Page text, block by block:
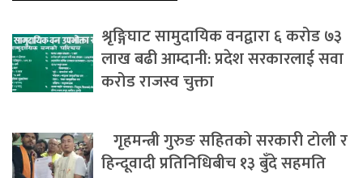
श्रृङ्गिघाट सामुदायिक वनद्वारा ६ करोड ७३
लाख बढी आम्दानी: प्रदेश सरकारलाई सवा
करोड राजस्व चुक्ता
गृहमन्त्री गुरुङ सहितको सरकारी टोली र
हिन्दूवादी प्रतिनिधिबीच १३ बुँदे सहमति